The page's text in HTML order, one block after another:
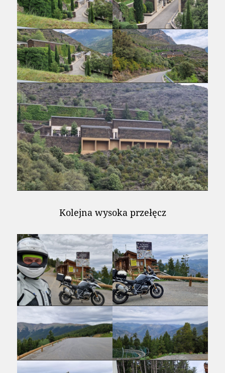
Kolejna wysoka przełęcz